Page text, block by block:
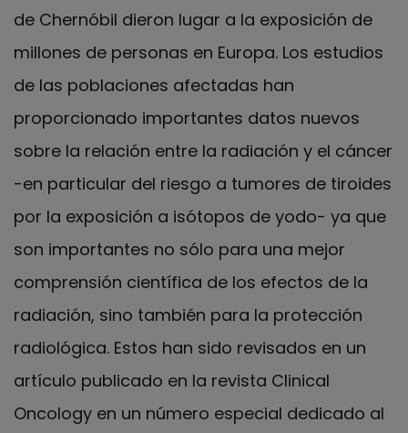
de Chernóbil dieron lugar a la exposición de
millones de personas en Europa. Los estudios
de las poblaciones afectadas han
proporcionado importantes datos nuevos
sobre la relación entre la radiación y el cáncer
-en particular del riesgo a tumores de tiroides
por la exposición a isótopos de yodo- ya que
son importantes no sólo para una mejor
comprensión científica de los efectos de la
radiación, sino también para la protección
radiológica. Estos han sido revisados en un
artículo publicado en la revista Clinical
Oncology en un número especial dedicado al